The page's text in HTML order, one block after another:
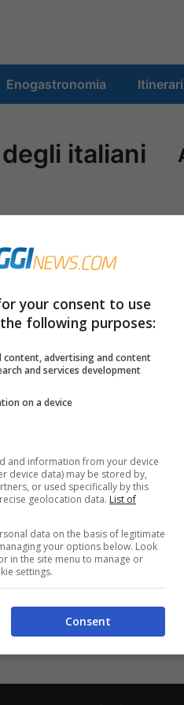
Enogastronomia Itinerari
italiani
/ ROMA – Dove sta
secondo un
l’Ambiente
sconosciuto, ma
il Complesso
Santa Maria di
angolo
vallate,
voluto
votanti è
speciale
ottocentesca
Al terzo
la
your consent to use
following purposes:
content, advertising and content
and services development
on a device
and information from your device
device data) may be stored by,
or used specifically by this
geolocation data. List of
data on the basis of legitimate
your options below. Look
in the site menu to manage or
settings.
Consent